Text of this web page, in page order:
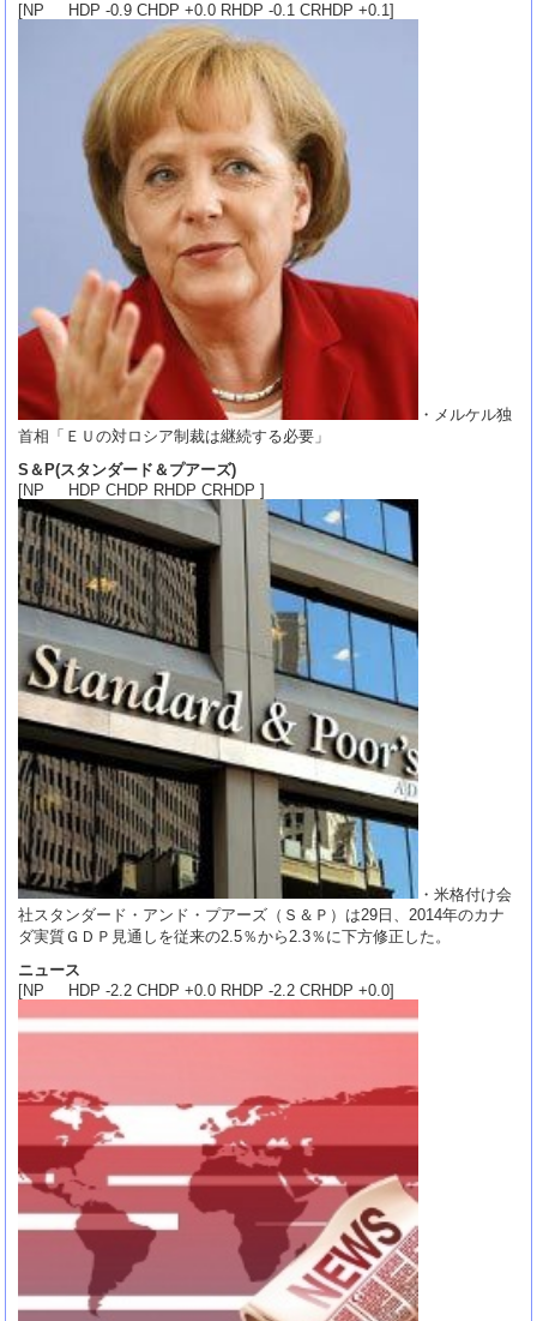
[NP HDP -0.9 CHDP +0.0 RHDP -0.1 CRHDP +0.1]
・メルケル独
首相「ＥＵの対ロシア制裁は継続する必要」
S＆P(スタンダード＆プアーズ)
[NP HDP CHDP RHDP CRHDP ]
・米格付け会
社スタンダード・アンド・プアーズ（Ｓ＆Ｐ）は29日、2014年のカナ
ダ実質ＧＤＰ見通しを従来の2.5％から2.3％に下方修正した。
ニュース
[NP HDP -2.2 CHDP +0.0 RHDP -2.2 CRHDP +0.0]